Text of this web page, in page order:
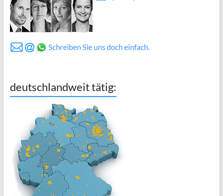
deutschlandweit tätig: